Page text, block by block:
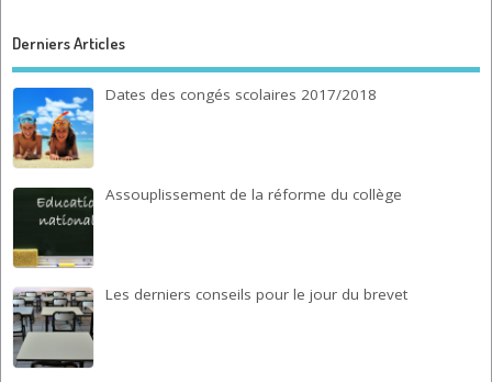
Derniers Articles
Dates des congés scolaires 2017/2018
Assouplissement de la réforme du collège
Les derniers conseils pour le jour du brevet